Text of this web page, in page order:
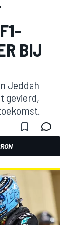
BIJ
Jeddah
gevierd,